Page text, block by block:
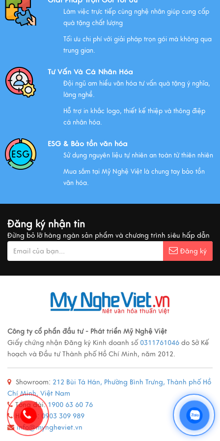
Chính Sách Quyền Riêng Tư Tại Mỹ Nghệ Việt
NHỮNG ĐẶC ĐIỂM CỦA HÀNG THỦ CÔNG MỸ NGHỆ
QUÀ VĂN HÓA VIỆT TẶNG KHÁCH QUỐC TẾ
Xem thêm
Ý nghĩa cảnh vật Tranh sơn mài
Các loại tranh sơn mài nổi tiếng
Xem thêm
Quy trình sản xuất đồ đồng
Xem thêm
Làm việc trực tiếp cùng nghệ nhân giúp cung cấp
quà tặng chất lượng
Tối ưu chi phí với giải pháp trọn gói mà không qua
trung gian.
Tư Vấn Và Cá Nhân Hóa
Đội ngũ am hiểu văn hóa tư vấn quà tặng ý nghĩa,
làng nghề.
Hỗ trợ in khắc logo, thiết kế thiệp và thông điệp
cá nhân hóa.
ESG & Bảo tồn văn hóa
Sử dụng nguyên liệu tự nhiên an toàn từ thiên nhiên
Mua sắm tại Mỹ Nghệ Việt là chung tay bảo tồn
văn hóa.
Đăng ký nhận tin
Đừng bỏ lỡ hàng ngàn sản phẩm và chương trình siêu hấp dẫn
Đăng ký
Công ty cổ phẩn đầu tư - Phát triển Mỹ Nghệ Việt
Giấy chứng nhận Đăng ký Kinh doanh số 0311761046 do Sở Kế
hoạch và Đầu tư Thành phố Hồ Chí Minh, năm 2012.
Showroom: 212 Bùi Tá Hán, Phường Bình Trưng, Thành phố Hồ
Chí Minh, Việt Nam
Tổng đài:1900 63 60 76
Hotline: 0903 309 989
info@myngheviet.vn